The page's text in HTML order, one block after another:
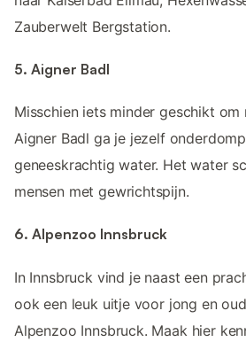
Zauberwelt Bergstation.
5. Aigner Badl
Misschien iets minder geschikt om
Aigner Badl ga je jezelf
geneeskrachtig water. Het water
mensen met gewrichtspijn.
6. Alpenzoo Innsbruck
In Innsbruck vind je naast een
ook een leuk uitje voor jong en
Alpenzoo Innsbruck. Maak hier